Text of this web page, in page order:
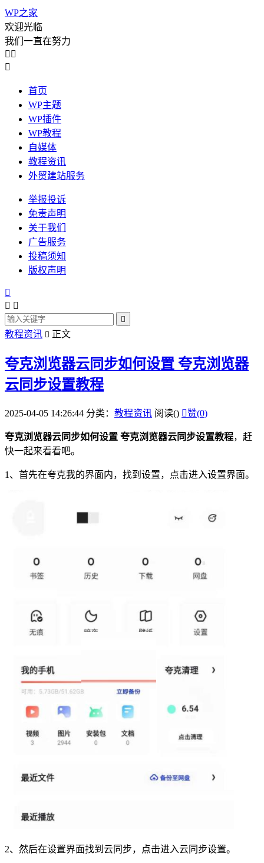
WP之家
欢迎光临
我们一直在努力
 

首页
WP主题
WP插件
WP教程
自媒体
教程资讯
外贸建站服务
举报投诉
免责声明
关于我们
广告服务
投稿须知
版权声明

 

教程资讯  正文
夸克浏览器云同步如何设置 夸克浏览器
云同步设置教程
2025-04-05 14:26:44 分类： 教程资讯 阅读() 赞(0)
夸克浏览器云同步如何设置 夸克浏览器云同步设置教程，赶
快一起来看看吧。
1、首先在夸克我的界面内，找到设置， 点击进入设置界面。
2、然后在设置界面找到云同步，点击进入云同步设置。